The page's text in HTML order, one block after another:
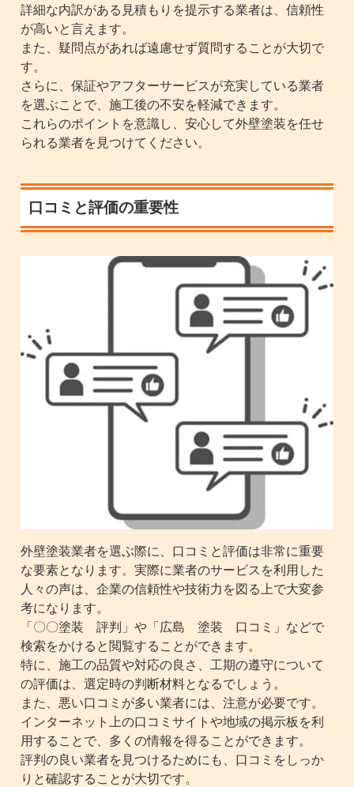
詳細な内訳がある見積もりを提示する業者は、信頼性
が高いと言えます。
また、疑問点があれば遠慮せず質問することが大切で
す。
さらに、保証やアフターサービスが充実している業者
を選ぶことで、施工後の不安を軽減できます。
これらのポイントを意識し、安心して外壁塗装を任せ
られる業者を見つけてください。
口コミと評価の重要性
外壁塗装業者を選ぶ際に、口コミと評価は非常に重要
な要素となります。実際に業者のサービスを利用した
人々の声は、企業の信頼性や技術力を図る上で大変参
考になります。
「〇〇塗装 評判」や「広島 塗装 口コミ」などで
検索をかけると閲覧することができます。
特に、施工の品質や対応の良さ、工期の遵守について
の評価は、選定時の判断材料となるでしょう。
また、悪い口コミが多い業者には、注意が必要です。
インターネット上の口コミサイトや地域の掲示板を利
用することで、多くの情報を得ることができます。
評判の良い業者を見つけるためにも、口コミをしっか
りと確認することが大切です。